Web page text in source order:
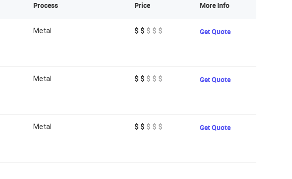
Process Price More Info
Metal $ $ $ $ $ Get Quote
Metal $ $ $ $ $ Get Quote
Metal $ $ $ $ $ Get Quote